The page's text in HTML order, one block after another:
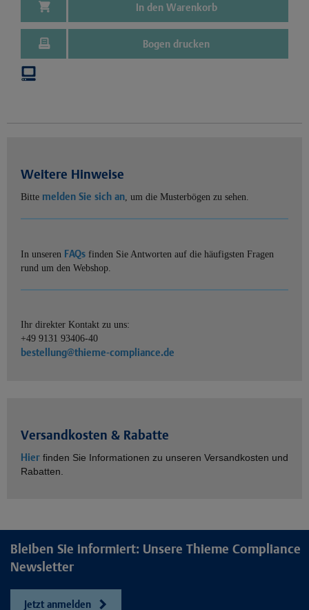
In den Warenkorb
Bogen drucken
Weitere Hinweise
Bitte melden Sie sich an, um die Musterbögen zu sehen.
In unseren FAQs finden Sie Antworten auf die häufigsten Fragen
rund um den Webshop.
Ihr direkter Kontakt zu uns:
+49 9131 93406-40
bestellung@thieme-compliance.de
Versandkosten & Rabatte
Hier finden Sie Informationen zu unseren Versandkosten und
Rabatten.
Bleiben Sie informiert: Unsere Thieme Compliance
Newsletter
Jetzt anmelden